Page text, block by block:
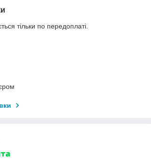
тільки по передоплаті.